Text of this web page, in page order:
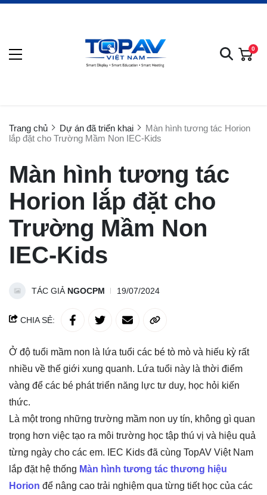
0
Trang chủ Dự án đã triển khai
Màn hình tương tác Horion
lắp đặt cho Trường Mầm Non IEC-Kids
Màn hình tương tác
Horion lắp đặt cho
Trường Mầm Non
IEC-Kids
TÁC GIẢ NGOCPM 19/07/2024
CHIA SẺ:
Ở độ tuổi mầm non là lứa tuổi các bé tò mò và hiếu kỳ rất
nhiều về thế giới xung quanh. Lứa tuổi này là thời điểm
vàng để các bé phát triển năng lực tư duy, học hỏi kiến
thức.
Là một trong những trường mầm non uy tín, không gì quan
trọng hơn việc tạo ra môi trường học tập thú vị và hiệu quả
từng ngày cho các em. IEC Kids đã cùng TopAV Việt Nam
lắp đặt hệ thống Màn hình tương tác thương hiệu
Horion để nâng cao trải nghiệm qua từng tiết học của các